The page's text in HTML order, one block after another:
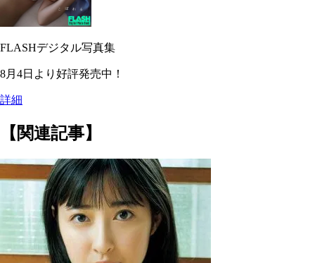
FLASHデジタル写真集
8月4日より好評発売中！
詳細
【関連記事】